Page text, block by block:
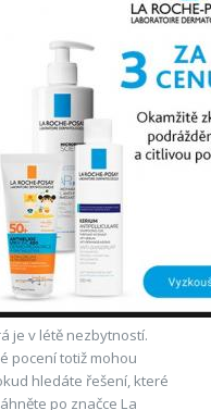
je v létě nezbytností.
pocení totiž mohou
hledáte řešení, které
po značce La